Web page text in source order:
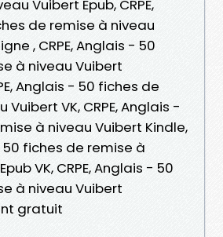
Vuibert Epub, CRPE,
de remise à niveau
, CRPE, Anglais - 50
à niveau Vuibert
Anglais - 50 fiches de
VK, CRPE, Anglais -
à niveau Vuibert Kindle,
50 fiches de remise à
VK, CRPE, Anglais - 50
à niveau Vuibert
gratuit